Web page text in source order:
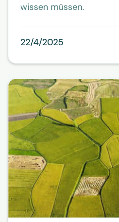
wissen müssen.
22/4/2025